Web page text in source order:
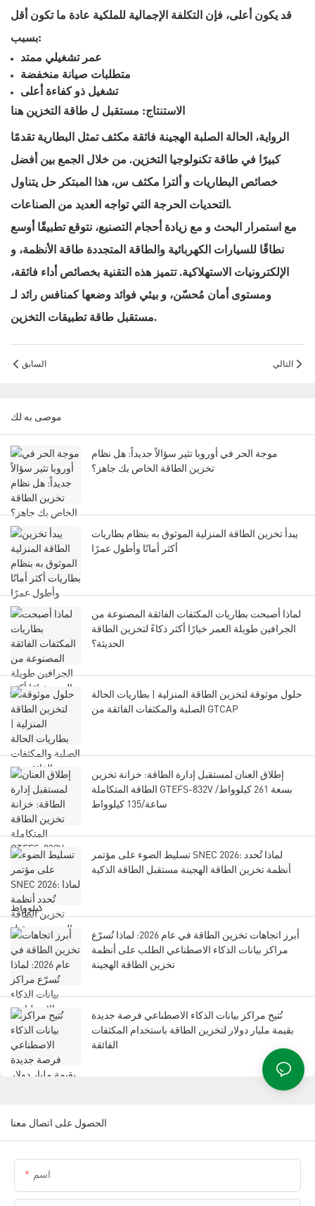
قد يكون أعلى، فإن التكلفة الإجمالية للملكية عادة ما تكون أقل
بسبب:
عمر تشغيلي ممتد
متطلبات صيانة منخفضة
تشغيل ذو كفاءة أعلى
الاستنتاج: مستقبل ل طاقة التخزين هنا
الرواية، الحالة الصلبة الهجينة فائقة مكثف تمثل البطارية تقدمًا
كبيرًا في طاقة تكنولوجيا التخزين. من خلال الجمع بين أفضل
خصائص البطاريات و ألترا مكثف س، هذا المبتكر حل يتناول
التحديات الحرجة التي تواجه العديد من الصناعات.
مع استمرار البحث و مع زيادة أحجام التصنيع، نتوقع تطبيقًا أوسع
نطاقًا للسيارات الكهربائية والطاقة المتجددة طاقة الأنظمة، و
الإلكترونيات الاستهلاكية. تتميز هذه التقنية بخصائص أداء فائقة،
ومستوى أمان مُحسّن، و بيئي فوائد وضعها كمنافس رائد لـ
مستقبل طاقة تطبيقات التخزين.
السابق التالي
موصى به لك
موجة الحر في أوروبا تثير سؤالاً جديداً: هل نظام
تخزين الطاقة الخاص بك جاهز؟
يبدأ تخزين الطاقة المنزلية الموثوق به بنظام بطاريات
أكثر أمانًا وأطول عمرًا
لماذا أصبحت بطاريات المكثفات الفائقة المصنوعة من
الجرافين طويلة العمر خيارًا أكثر ذكاءً لتخزين الطاقة
الحديثة؟
حلول موثوقة لتخزين الطاقة المنزلية | بطاريات الحالة
الصلبة والمكثفات الفائقة من GTCAP
إطلاق العنان لمستقبل إدارة الطاقة: خزانة تخزين
الطاقة المتكاملة GTEFS-832V بسعة 261 كيلوواط/
ساعة/135 كيلوواط
تسليط الضوء على مؤتمر SNEC 2026: لماذا تُحدد
أنظمة تخزين الطاقة الهجينة مستقبل الطاقة الذكية
أبرز اتجاهات تخزين الطاقة في عام 2026: لماذا تُسرّع
مراكز بيانات الذكاء الاصطناعي الطلب على أنظمة
تخزين الطاقة الهجينة
تُتيح مراكز بيانات الذكاء الاصطناعي فرصة جديدة
بقيمة مليار دولار لتخزين الطاقة باستخدام المكثفات
الفائقة
الحصول على اتصال معنا
اسم